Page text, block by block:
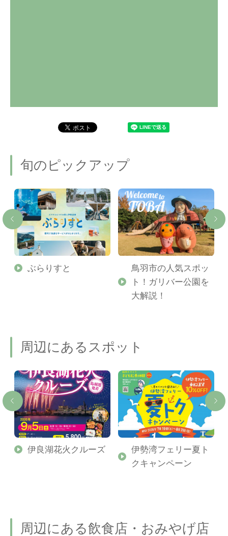
旬のピックアップ
ぶらりすと
鳥羽市の人気スポッ
ト！ガリバー公園を
大解説！
周辺にあるスポット
伊良湖花火クルーズ
伊勢湾フェリー夏ト
クキャンペーン
周辺にある飲食店・おみやげ店